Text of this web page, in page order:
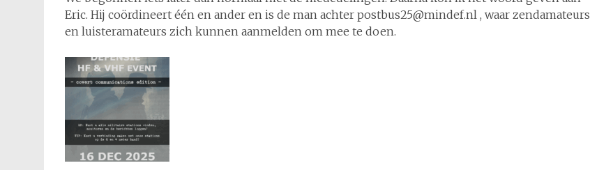
Eric. Hij coördineert één en ander en is de man achter postbus25@mindef.nl , waar zendamateurs
en luisteramateurs zich kunnen aanmelden om mee te doen.